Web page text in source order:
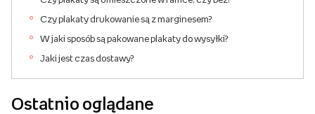
Czy plakaty drukowanie są z marginesem?
W jaki sposób są pakowane plakaty do wysyłki?
Jaki jest czas dostawy?
Ostatnio oglądane